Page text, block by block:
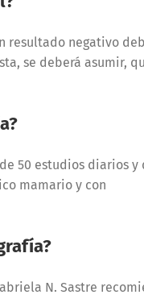
resultado negativo
se deberá asumir,
50 estudios diarios y
mamario y con
N. Sastre